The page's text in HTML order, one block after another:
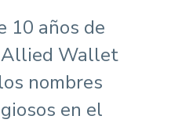
10 años de
Allied Wallet
nombres
en el